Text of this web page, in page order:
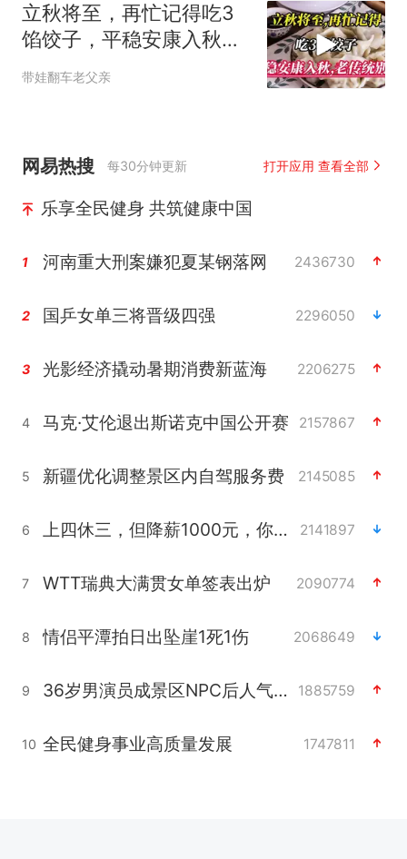
立秋将至，再忙记得吃3
馅饺子，平稳安康入秋，
老传统别丢
带娃翻车老父亲
网易热搜 每30分钟更新 打开应用 查看全部
乐享全民健身 共筑健康中国
1 河南重大刑案嫌犯夏某钢落网 2436730
2 国乒女单三将晋级四强 2296050
3 光影经济撬动暑期消费新蓝海 2206275
4 马克·艾伦退出斯诺克中国公开赛 2157867
5 新疆优化调整景区内自驾服务费 2145085
6 上四休三，但降薪1000元，你接受吗？ 2141897
7 WTT瑞典大满贯女单签表出炉 2090774
8 情侣平潭拍日出坠崖1死1伤 2068649
9 36岁男演员成景区NPC后人气爆棚 1885759
10 全民健身事业高质量发展 1747811